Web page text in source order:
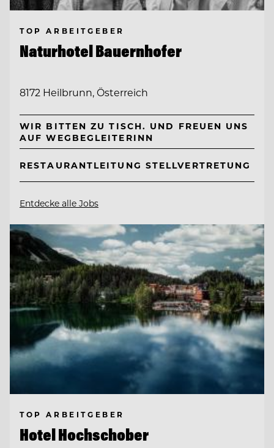
TOP ARBEITGEBER
Naturhotel Bauernhofer
8172 Heilbrunn, Österreich
WIR BITTEN ZU TISCH. UND FREUEN UNS
AUF WEGBEGLEITERINN
RESTAURANTLEITUNG STELLVERTRETUNG
Entdecke alle Jobs
TOP ARBEITGEBER
Hotel Hochschober